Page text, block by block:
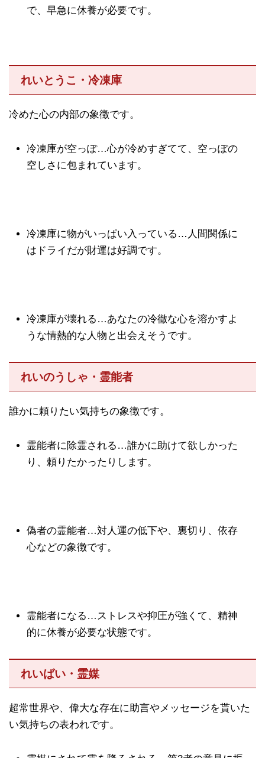
で、早急に休養が必要です。
れいとうこ・冷凍庫
冷めた心の内部の象徴です。
冷凍庫が空っぽ…心が冷めすぎてて、空っぽの
空しさに包まれています。
冷凍庫に物がいっぱい入っている…人間関係に
はドライだが財運は好調です。
冷凍庫が壊れる…あなたの冷徹な心を溶かすよ
うな情熱的な人物と出会えそうです。
れいのうしゃ・霊能者
誰かに頼りたい気持ちの象徴です。
霊能者に除霊される…誰かに助けて欲しかった
り、頼りたかったりします。
偽者の霊能者…対人運の低下や、裏切り、依存
心などの象徴です。
霊能者になる…ストレスや抑圧が強くて、精神
的に休養が必要な状態です。
れいばい・霊媒
超常世界や、偉大な存在に助言やメッセージを貰いた
い気持ちの表われです。